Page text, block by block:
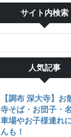
サイト内検索
人気記事
【調布 深大寺】
寺そば・お団子・
車場やお子様連れ
んも！